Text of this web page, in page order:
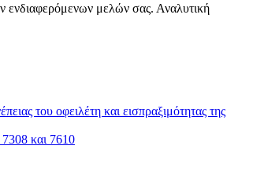
μελών σας. Αναλυτική
του οφειλέτη και εισπραξιμότητας της
και 7610